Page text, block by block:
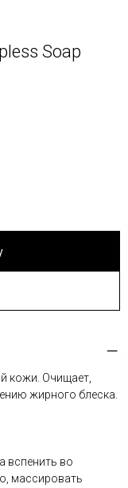
Soap
кожи. Очищает,
жирного блеска.
вспенить во
массировать